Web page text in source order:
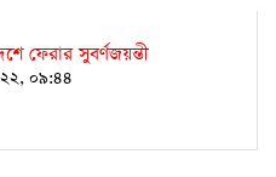
১২:৩৯
ফেরার সুবর্ণজয়ন্তী
০৯:৪৪